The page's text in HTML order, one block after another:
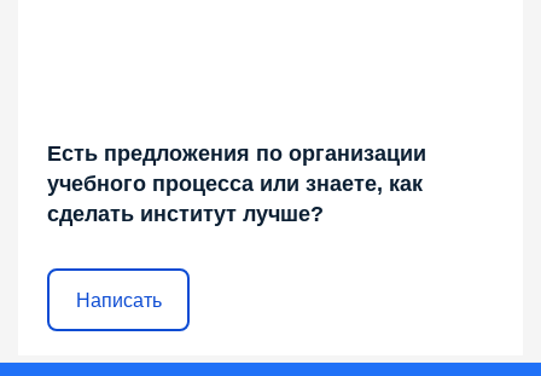
Есть предложения по организации
учебного процесса или знаете, как
сделать институт лучше?
Написать